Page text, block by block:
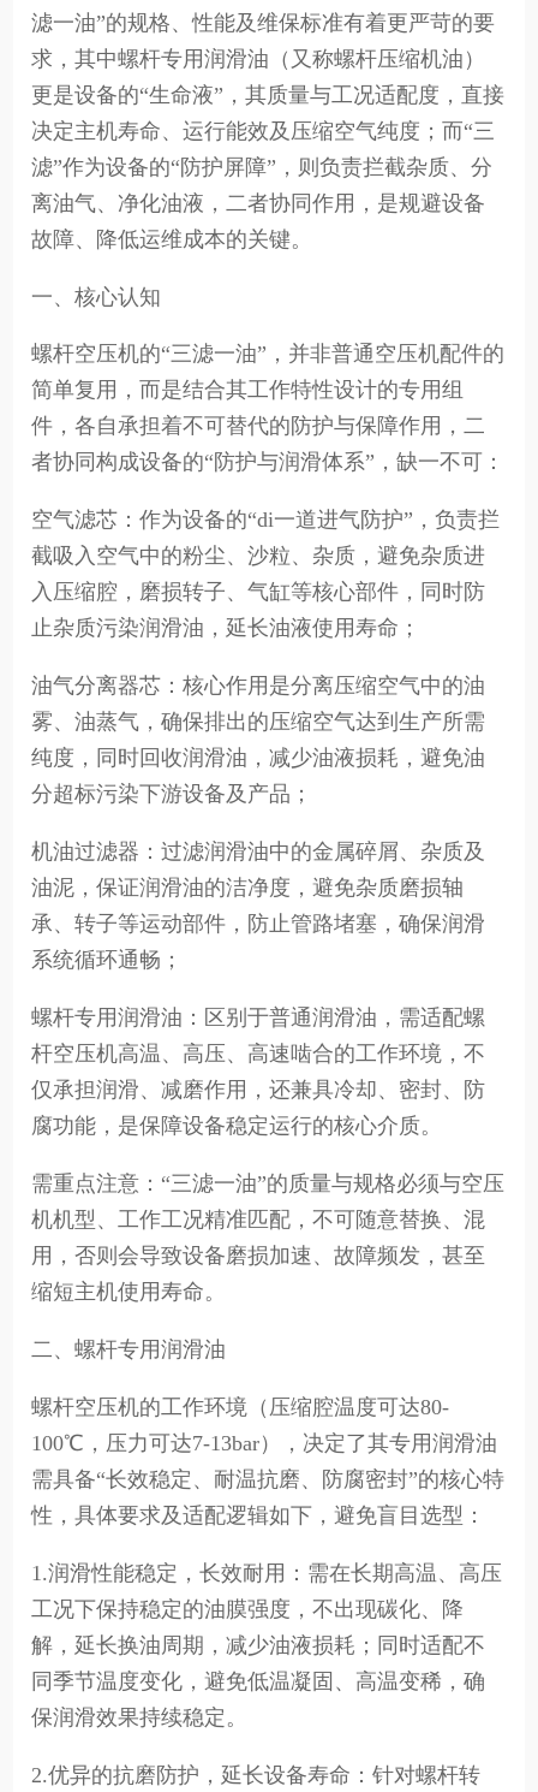
滤一油”的规格、性能及维保标准有着更严苛的要
求，其中螺杆专用润滑油（又称螺杆压缩机油）
更是设备的“生命液”，其质量与工况适配度，直接
决定主机寿命、运行能效及压缩空气纯度；而“三
滤”作为设备的“防护屏障”，则负责拦截杂质、分
离油气、净化油液，二者协同作用，是规避设备
故障、降低运维成本的关键。
一、核心认知
螺杆空压机的“三滤一油”，并非普通空压机配件的
简单复用，而是结合其工作特性设计的专用组
件，各自承担着不可替代的防护与保障作用，二
者协同构成设备的“防护与润滑体系”，缺一不可：
空气滤芯：作为设备的“di一道进气防护”，负责拦
截吸入空气中的粉尘、沙粒、杂质，避免杂质进
入压缩腔，磨损转子、气缸等核心部件，同时防
止杂质污染润滑油，延长油液使用寿命；
油气分离器芯：核心作用是分离压缩空气中的油
雾、油蒸气，确保排出的压缩空气达到生产所需
纯度，同时回收润滑油，减少油液损耗，避免油
分超标污染下游设备及产品；
机油过滤器：过滤润滑油中的金属碎屑、杂质及
油泥，保证润滑油的洁净度，避免杂质磨损轴
承、转子等运动部件，防止管路堵塞，确保润滑
系统循环通畅；
螺杆专用润滑油：区别于普通润滑油，需适配螺
杆空压机高温、高压、高速啮合的工作环境，不
仅承担润滑、减磨作用，还兼具冷却、密封、防
腐功能，是保障设备稳定运行的核心介质。
需重点注意：“三滤一油”的质量与规格必须与空压
机机型、工作工况精准匹配，不可随意替换、混
用，否则会导致设备磨损加速、故障频发，甚至
缩短主机使用寿命。
二、螺杆专用润滑油
螺杆空压机的工作环境（压缩腔温度可达80-
100℃，压力可达7-13bar），决定了其专用润滑油
需具备“长效稳定、耐温抗磨、防腐密封”的核心特
性，具体要求及适配逻辑如下，避免盲目选型：
1.润滑性能稳定，长效耐用：需在长期高温、高压
工况下保持稳定的油膜强度，不出现碳化、降
解，延长换油周期，减少油液损耗；同时适配不
同季节温度变化，避免低温凝固、高温变稀，确
保润滑效果持续稳定。
2.优异的抗磨防护，延长设备寿命：针对螺杆转